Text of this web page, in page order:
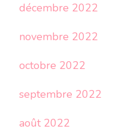
décembre 2022
novembre 2022
octobre 2022
septembre 2022
août 2022